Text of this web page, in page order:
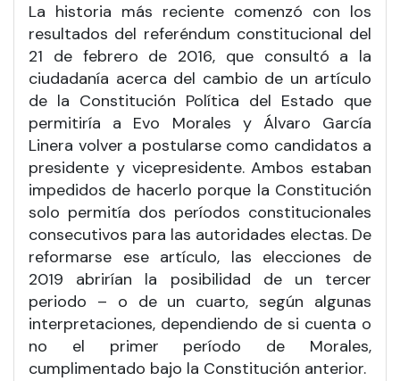
La historia más reciente comenzó con los
resultados del referéndum constitucional del
21 de febrero de 2016, que consultó a la
ciudadanía acerca del cambio de un artículo
de la Constitución Política del Estado que
permitiría a Evo Morales y Álvaro García
Linera volver a postularse como candidatos a
presidente y vicepresidente. Ambos estaban
impedidos de hacerlo porque la Constitución
solo permitía dos períodos constitucionales
consecutivos para las autoridades electas. De
reformarse ese artículo, las elecciones de
2019 abrirían la posibilidad de un tercer
periodo – o de un cuarto, según algunas
interpretaciones, dependiendo de si cuenta o
no el primer período de Morales,
cumplimentado bajo la Constitución anterior.